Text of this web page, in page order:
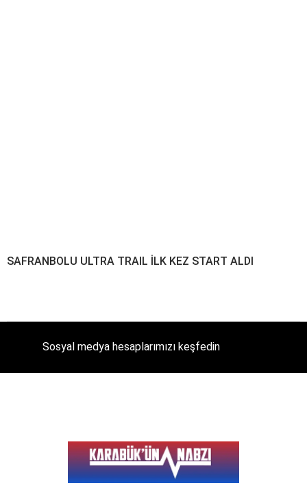
SAFRANBOLU ULTRA TRAIL İLK KEZ START ALDI
Sosyal medya hesaplarımızı keşfedin